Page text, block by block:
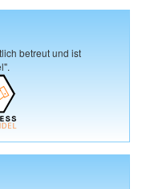
betreut und ist